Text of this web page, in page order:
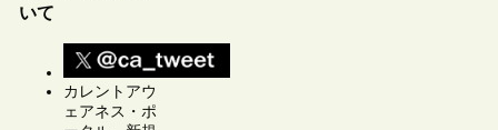
いて
カレントアウ
ェアネス・ポ